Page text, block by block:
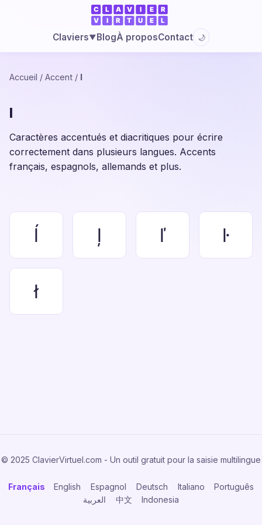
Claviers▼BlogÀ proposContact 🌙
Accueil / Accent / l
l
Caractères accentués et diacritiques pour écrire
correctement dans plusieurs langues. Accents
français, espagnols, allemands et plus.
ĺ ļ ľ ŀ
ł
© 2025 ClavierVirtuel.com - Un outil gratuit pour la saisie multilingue
Français English Espagnol Deutsch Italiano
Português
中文 Indonesia